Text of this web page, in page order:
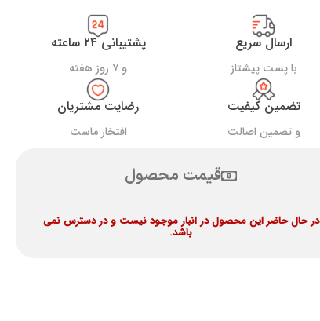
ارسال سریع
با پست پیشتاز
پشتیبانی ۲۴ ساعته
و ۷ روز هفته
تضمین کیفیت
و تضمین اصالت
رضایت مشتریان
افتخار ماست
قیمت محصول
در حال حاضر این محصول در انبار موجود نیست و در دسترس نمی
باشد.